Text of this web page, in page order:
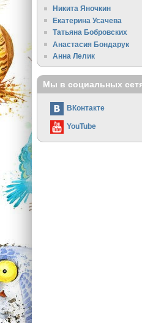
Никита Яночкин
Екатерина Усачева
Татьяна Бобровских
Анастасия Бондарук
Анна Лелик
Мы в социальных
ВКонтакте
YouTube